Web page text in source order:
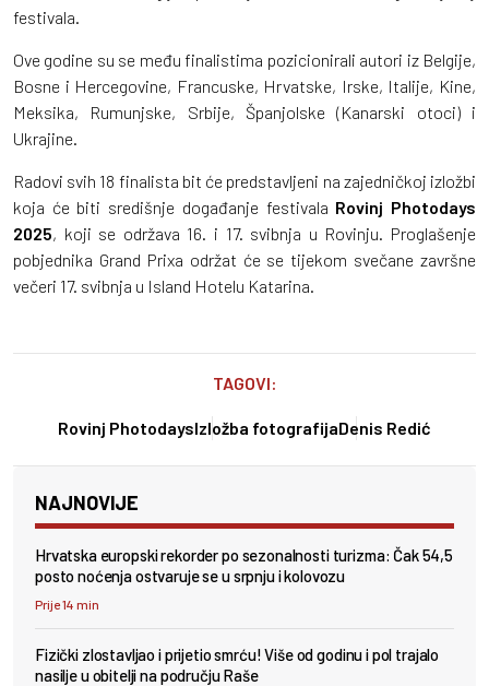
festivala.
Ove godine su se među finalistima pozicionirali autori iz Belgije,
Bosne i Hercegovine, Francuske, Hrvatske, Irske, Italije, Kine,
Meksika, Rumunjske, Srbije, Španjolske (Kanarski otoci) i
Ukrajine.
Radovi svih 18 finalista bit će predstavljeni na zajedničkoj izložbi
koja će biti središnje događanje festivala Rovinj Photodays
2025, koji se održava 16. i 17. svibnja u Rovinju. Proglašenje
pobjednika Grand Prixa održat će se tijekom svečane završne
večeri 17. svibnja u Island Hotelu Katarina.
TAGOVI:
Rovinj PhotodaysIzložba fotografijaDenis Redić
NAJNOVIJE
Hrvatska europski rekorder po sezonalnosti turizma: Čak 54,5
posto noćenja ostvaruje se u srpnju i kolovozu
Prije 14 min
Fizički zlostavljao i prijetio smrću! Više od godinu i pol trajalo
nasilje u obitelji na području Raše